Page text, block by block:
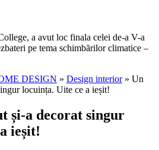
a avut loc finala celei de-a V-a
pe tema schimbărilor climatice –
DESIGN » Design interior» Un
locuința. Uite ce a ieșit!
și-a decorat singur
ieșit!